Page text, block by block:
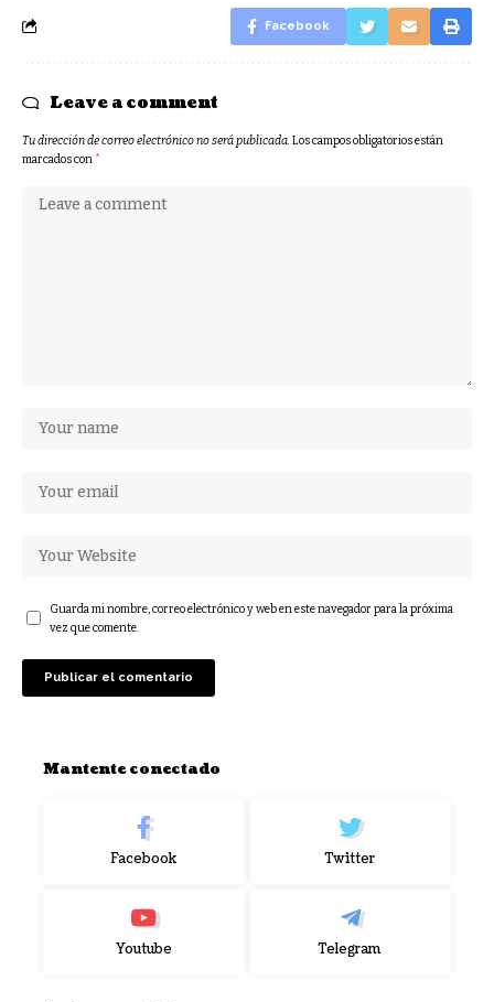
Facebook
Leave a comment
Tu dirección de correo electrónico no será publicada. Los campos obligatorios están
marcados con *
Guarda mi nombre, correo electrónico y web en este navegador para la próxima
vez que comente.
Mantente conectado
Facebook Twitter
Youtube Telegram